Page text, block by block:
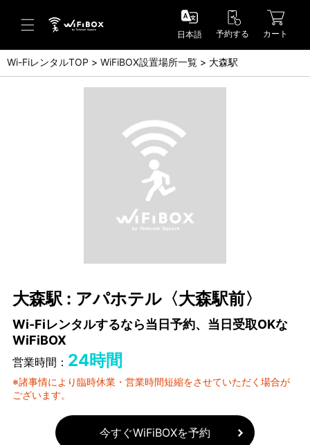
ヘルプ／お問い合わせ
Help Center(FAQ)(English)
日本語 予約する カート
Wi-FiレンタルTOP WiFiBOX設置場所一覧 大森駅
大森駅 : アパホテル〈大森駅前〉
Wi-Fiレンタルするなら当日予約、当日受取OKな
WiFiBOX
営業時間： 24時間
※諸事情により臨時休業・営業時間短縮をさせていただく場合が
ございます。
今すぐWiFiBOXを予約